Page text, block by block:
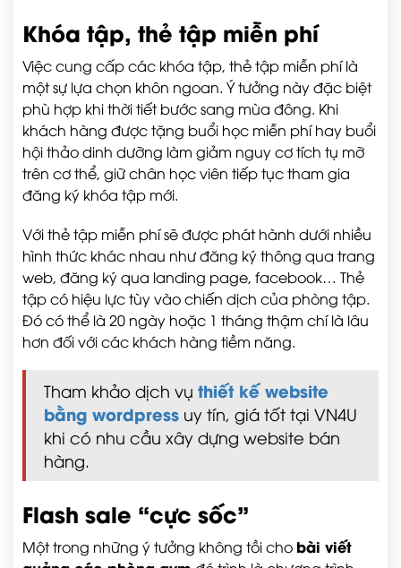
Khóa tập, thẻ tập miễn phí
Việc cung cấp các khóa tập, thẻ tập miễn phí là
một sự lựa chọn khôn ngoan. Ý tưởng này đặc biệt
phù hợp khi thời tiết bước sang mùa đông. Khi
khách hàng được tặng buổi học miễn phí hay buổi
hội thảo dinh dưỡng làm giảm nguy cơ tích tụ mỡ
trên cơ thể, giữ chân học viên tiếp tục tham gia
đăng ký khóa tập mới.
Với thẻ tập miễn phí sẽ được phát hành dưới nhiều
hình thức khác nhau như đăng ký thông qua trang
web, đăng ký qua landing page, facebook… Thẻ
tập có hiệu lực tùy vào chiến dịch của phòng tập.
Đó có thể là 20 ngày hoặc 1 tháng thậm chí là lâu
hơn đối với các khách hàng tiềm năng.
Tham khảo dịch vụ thiết kế website
bằng wordpress uy tín, giá tốt tại VN4U
khi có nhu cầu xây dựng website bán
hàng.
Flash sale “cực sốc”
Một trong những ý tưởng không tồi cho bài viết